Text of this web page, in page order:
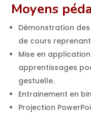
Moyens
Démonstration
de cours
Mise en
apprentissages
gestuelle.
Entrainement en
Projection